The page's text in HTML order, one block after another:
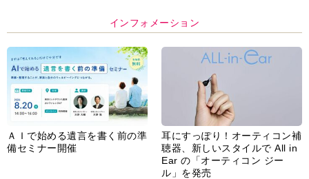
インフォメーション
ＡＩで始める遺言を書く前の準
備セミナー開催
耳にすっぽり！オーティコン補
聴器、新しいスタイルで All in
Ear の「オーティコン ジー
ル」を発売